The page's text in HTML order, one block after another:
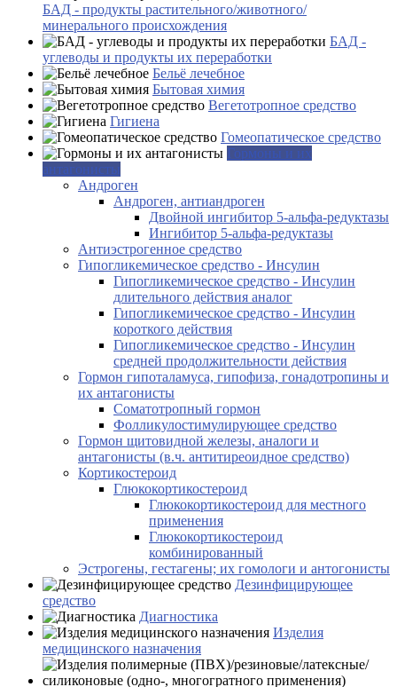
БАД - продукты растительного/животного/
минерального происхождения
БАД -
углеводы и продукты их переработки
Бельё лечебное
Бытовая химия
Вегетотропное средство
Гигиена
Гомеопатическое средство
Гормоны и их
антагонисты
Андроген
Андроген, антиандроген
Двойной ингибитор 5-альфа-редуктазы
Ингибитор 5-альфа-редуктазы
Антиэстрогенное средство
Гипогликемическое средство - Инсулин
Гипогликемическое средство - Инсулин
длительного действия аналог
Гипогликемическое средство - Инсулин
короткого действия
Гипогликемическое средство - Инсулин
средней продолжительности действия
Гормон гипоталамуса, гипофиза, гонадотропины и
их антагонисты
Соматотропный гормон
Фолликулостимулирующее средство
Гормон щитовидной железы, аналоги и
антагонисты (в.ч. антитиреоидное средство)
Кортикостероид
Глюкокортикостероид
Глюкокортикостероид для местного
применения
Глюкокортикостероид
комбинированный
Эстрогены, гестагены; их гомологи и антогонисты
Дезинфицирующее
средство
Диагностика
Изделия
медицинского назначения